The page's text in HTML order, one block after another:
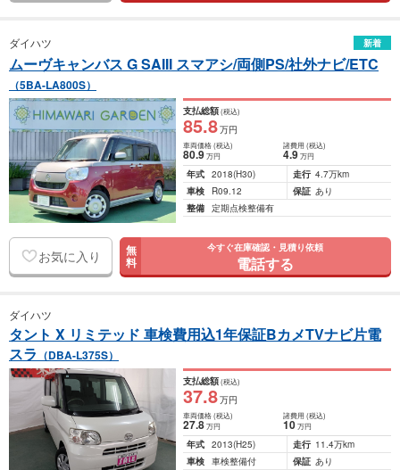
ダイハツ 新着
ムーヴキャンバス G SAIII スマアシ/両側PS/社外ナビ/ETC
（5BA-LA800S）
支払総額(税込)
85.8万円
車両価格(税込)
80.9万円
諸費用 (税込)
4.9 万円
年式 2018(H30) 走行 4.7万km
車検
R09.12 保証 あり
整備 定期点検整備有
お気に入り 無
料
今すぐ在庫確認・見積り依頼
電話する
ダイハツ
タント X リミテッド 車検費用込1年保証BカメTVナビ片電
スラ （DBA-L375S）
支払総額(税込)
37.8万円
車両価格(税込)
27.8万円
諸費用 (税込)
10 万円
年式 2013(H25) 走行 11.4万km
車検 車検整備付 保証 あり